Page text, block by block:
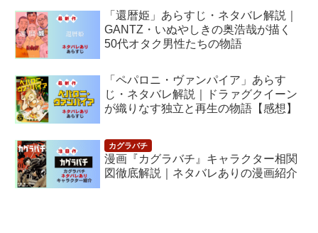
「還暦姫」あらすじ・ネタバレ解説｜
GANTZ・いぬやしきの奥浩哉が描く
50代オタク男性たちの物語
「ペパロニ・ヴァンパイア」あらす
じ・ネタバレ解説｜ドラァグクイーン
が織りなす独立と再生の物語【感想】
漫画『カグラバチ』キャラクター相関
図徹底解説｜ネタバレありの漫画紹介